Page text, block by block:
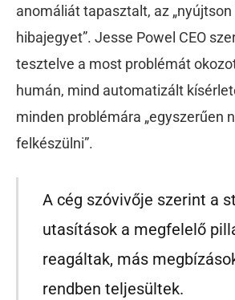
anomáliát tapasztalt, az „nyújtson
hibajegyet”. Jesse Powel CEO
tesztelve a most problémát
humán, mind automatizált
minden problémára „egyszerűen
felkészülni”.
A cég szóvivője szerint a
utasítások a megfelelő
reagáltak, más
rendben teljesültek.